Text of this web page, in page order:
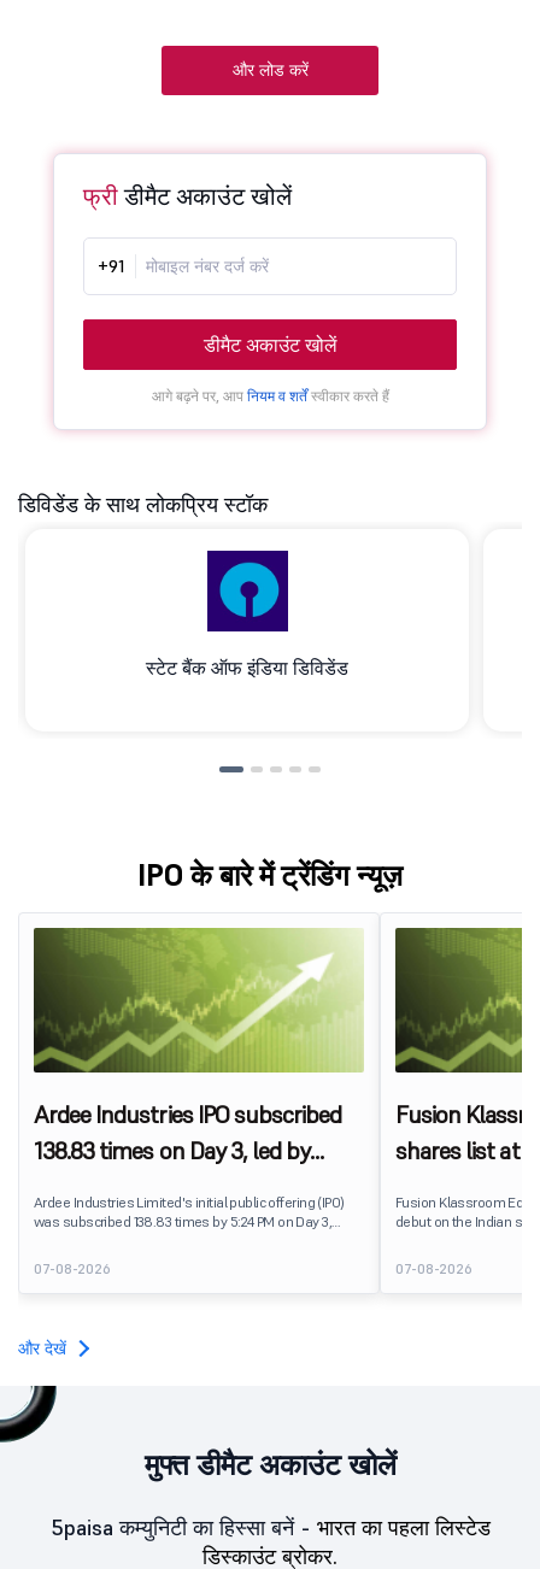
और लोड करें
फ्रीडीमैट अकाउंट खोलें
+91
डीमैट अकाउंट खोलें
आगे बढ़ने पर, आप नियम व शर्तेंस्वीकार करते हैं
डिविडेंड के साथ लोकप्रिय स्टॉक
स्टेट बैंक ऑफ इंडिया डिविडेंड
IPO के बारे में ट्रेंडिंग न्यूज़
Ardee Industries IPO subscribed
138.83 times on Day 3, led by
Ardee Industries Limited's initial public offering (IPO)
was subscribed 138.83 times by 5:24 PM on Day 3,
7,80,88,05,383 shares against 5,62,46,366 shares
available for subscription.
07-08-2026
Fusion
shares list at
Fusion Klassroom
debut on the Indian
delivering a premium of
price of ₹159. The
investors, reflecting
07-08-2026
और देखें
मुफ्त डीमैट अकाउंट खोलें
5paisa कम्युनिटी का हिस्सा बनें - भारत का पहला लिस्टेड
डिस्काउंट ब्रोकर.